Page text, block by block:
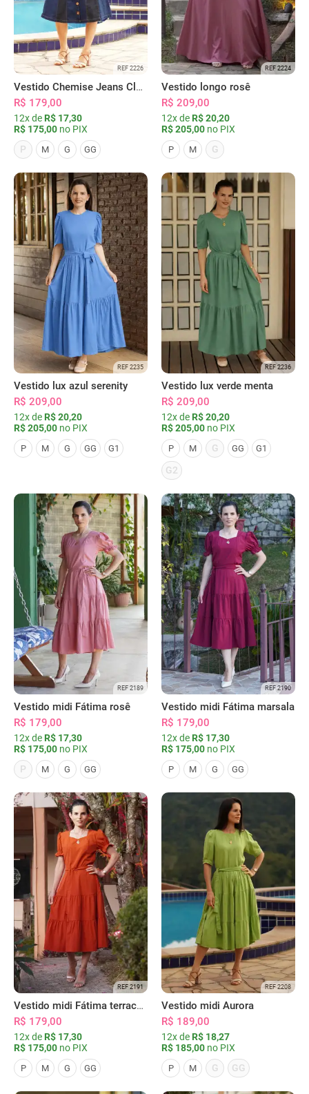
REF 2226
Vestido Chemise Jeans Clássica Serena
R$ 179,00
12x de R$ 17,30
R$ 175,00 no PIX
P
M G GG
REF 2224
Vestido longo rosê
R$ 209,00
12x de R$ 20,20
R$ 205,00 no PIX
P M G
REF 2235
Vestido lux azul serenity
R$ 209,00
12x de R$ 20,20
R$ 205,00 no PIX
P M G GG G1
REF 2236
Vestido lux verde menta
R$ 209,00
12x de R$ 20,20
R$ 205,00 no PIX
P M G GG G1
G2
REF 2189
Vestido midi Fátima rosê
R$ 179,00
12x de R$ 17,30
R$ 175,00 no PIX
P
M G GG
REF 2190
Vestido midi Fátima marsala
R$ 179,00
12x de R$ 17,30
R$ 175,00 no PIX
P M G GG
REF 2191
Vestido midi Fátima terracota
R$ 179,00
12x de R$ 17,30
R$ 175,00 no PIX
P M G GG
REF 2208
Vestido midi Aurora
R$ 189,00
12x de R$ 18,27
R$ 185,00 no PIX
P M G GG